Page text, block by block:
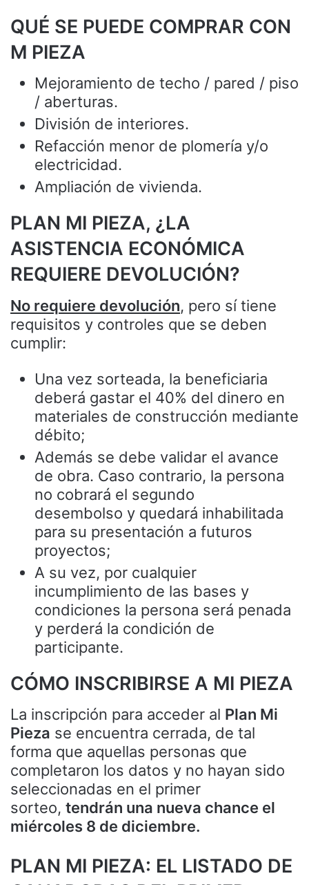
QUÉ SE PUEDE COMPRAR CON
M PIEZA
Mejoramiento de techo / pared / piso
/ aberturas.
División de interiores.
Refacción menor de plomería y/o
electricidad.
Ampliación de vivienda.
PLAN MI PIEZA, ¿LA
ASISTENCIA ECONÓMICA
REQUIERE DEVOLUCIÓN?
No requiere devolución, pero sí tiene
requisitos y controles que se deben
cumplir:
Una vez sorteada, la beneficiaria
deberá gastar el 40% del dinero en
materiales de construcción mediante
débito;
Además se debe validar el avance
de obra. Caso contrario, la persona
no cobrará el segundo
desembolso y quedará inhabilitada
para su presentación a futuros
proyectos;
A su vez, por cualquier
incumplimiento de las bases y
condiciones la persona será penada
y perderá la condición de
participante.
CÓMO INSCRIBIRSE A MI PIEZA
La inscripción para acceder al Plan Mi
Pieza se encuentra cerrada, de tal
forma que aquellas personas que
completaron los datos y no hayan sido
seleccionadas en el primer
sorteo, tendrán una nueva chance el
miércoles 8 de diciembre.
PLAN MI PIEZA: EL LISTADO DE